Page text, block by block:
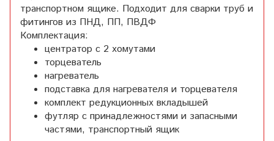
транспортном ящике. Подходит для сварки труб и
фитингов из ПНД, ПП, ПВДФ
Комплектация:
центратор с 2 хомутами
торцеватель
нагреватель
подставка для нагревателя и торцевателя
комплект редукционных вкладышей
футляр с принадлежностями и запасными
частями, транспортный ящик